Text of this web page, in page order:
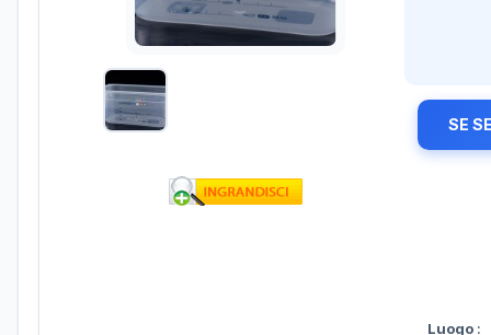
SE
Luogo :